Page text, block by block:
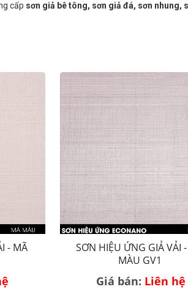
cấp sơn giả bê tông, sơn giả đá, sơn nhung,
- MÃ
SƠN HIỆU ỨNG GIẢ VẢI
MÀU GV1
Giá bán: Liên hệ